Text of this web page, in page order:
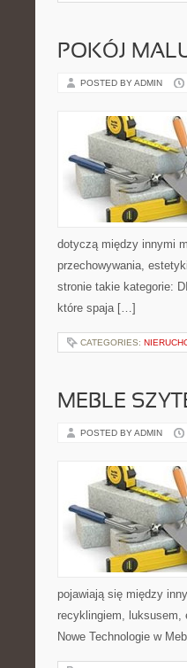
POKÓJ
POSTED BY ADMIN
dotyczą między innymi
przechowywania,
stronie takie kategorie:
które spaja […]
CATEGORIES:
MEBLE
POSTED BY ADMIN
pojawiają się między
recyklingiem, luksusem,
Nowe Technologie w